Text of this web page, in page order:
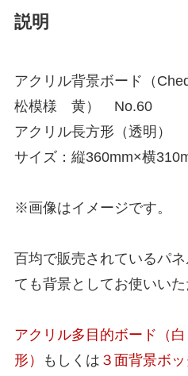
説明
アクリル背景ボード（
松模様 黄） No.60
アクリル長方形（透明）
サイズ：縦360mm×横
※画像はイメージです。
百均で販売されているパ
ても背景としてお使いいた
アクリル多目的ボード（
形）
もしくは ３面背景ボッ